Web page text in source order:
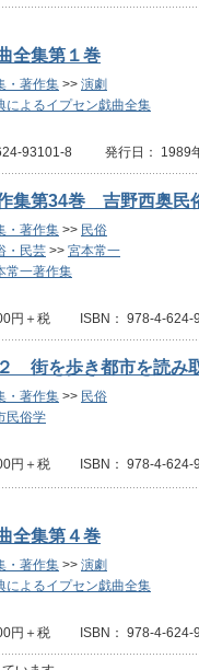
全集第１巻
・著作集 >> 演劇
によるイプセン戯曲全集
624-93101-8 発行日： 1989
集第34巻 吉野西奥民
・著作集 >> 民俗
・民芸 >> 宮本常一
常一著作集
円＋税 ISBN： 978-4-
街を歩き都市を読み
・著作集 >> 民俗
民俗学
円＋税 ISBN： 978-4-
全集第４巻
・著作集 >> 演劇
によるイプセン戯曲全集
円＋税 ISBN： 978-4-